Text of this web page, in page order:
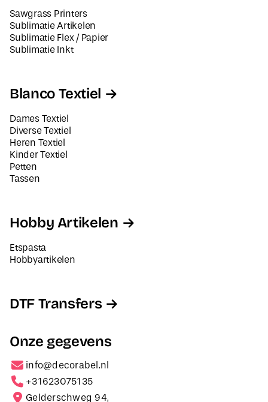
Sawgrass Printers
Sublimatie Artikelen
Sublimatie Flex / Papier
Sublimatie Inkt
Blanco Textiel
Dames Textiel
Diverse Textiel
Heren Textiel
Kinder Textiel
Petten
Tassen
Hobby Artikelen
Etspasta
Hobbyartikelen
DTF Transfers
Onze gegevens
info@decorabel.nl
+31623075135
Gelderschweg 94,